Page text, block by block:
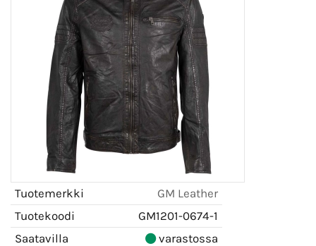
Tuotemerkki
GM Leather
Tuotekoodi
GM1201-0674-1
Saatavilla
varastossa